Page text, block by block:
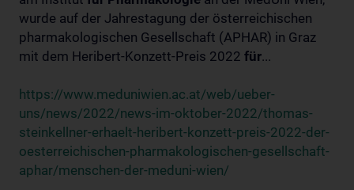
wurde auf der Jahrestagung der österreichischen
pharmakologischen Gesellschaft (APHAR) in Graz
mit dem Heribert-Konzett-Preis 2022 für...
https://www.meduniwien.ac.at/web/ueber-
uns/news/2022/news-im-oktober-2022/thomas-
steinkellner-erhaelt-heribert-konzett-preis-2022-der-
oesterreichischen-pharmakologischen-gesellschaft-
aphar/menschen-der-meduni-wien/